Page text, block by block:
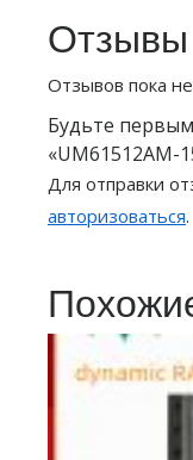
Отзывы
Отзывов пока
Будьте
«UM61512AM-
Для отправки
авторизоваться.